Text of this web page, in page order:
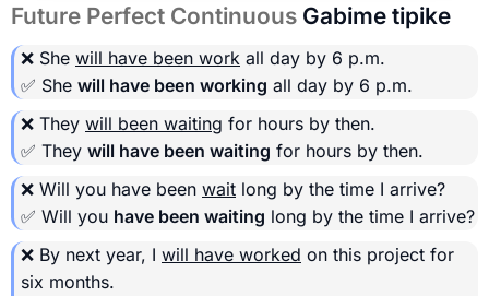
Future Perfect Continuous Gabime tipike
❌ She will have been work all day by 6 p.m.
✅ She will have been working all day by 6 p.m.
❌ They will been waiting for hours by then.
✅ They will have been waiting for hours by then.
❌ Will you have been wait long by the time I arrive?
✅ Will you have been waiting long by the time I arrive?
❌ By next year, I will have worked on this project for
six months.